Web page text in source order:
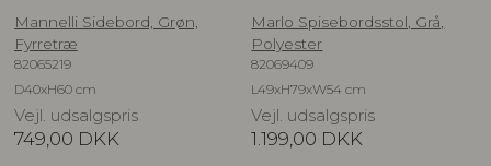
Mannelli Sidebord, Grøn,
Fyrretræ
82065219
D40xH60 cm
Vejl. udsalgspris
749,00 DKK
Marlo Spisebordsstol, Grå,
Polyester
82069409
L49xH79xW54 cm
Vejl. udsalgspris
1.199,00 DKK